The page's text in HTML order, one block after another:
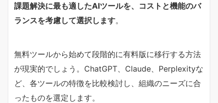
課題解決に最も適したAIツールを、コストと機能のバ
ランスを考慮して選択します。
無料ツールから始めて段階的に有料版に移行する方法
が現実的でしょう。ChatGPT、Claude、Perplexityな
ど、各ツールの特徴を比較検討し、組織のニーズに合
ったものを選定します。